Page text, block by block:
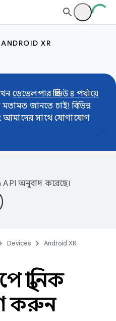
ANDROID XR
ডেভেলপার প্রিভিউ ৪ পর্যায়ে
জানতে চাই! বিভিন্ন
আমাদের সাথে যোগাযোগ
API অনুবাদ করেছে।
Devices
Android XR
করুন